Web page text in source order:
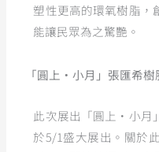
塑性更高的環氧樹脂，
能讓民眾為之驚艷。
「圓上‧小月」張匯希
此次展出「圓上‧小月
於5/1盛大展出。關於